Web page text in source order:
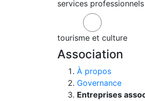
services professionnels
tourisme et culture
Association
À propos
Governance
Entreprises